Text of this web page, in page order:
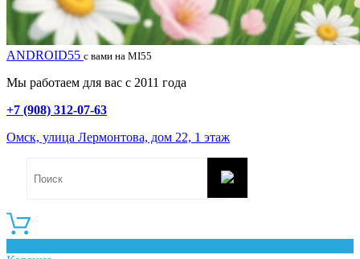
ANDROID55 с вами на MI55
Мы работаем для вас с 2011 года
+7 (908) 312-07-63
Омск, улица Лермонтова, дом 22, 1 этаж